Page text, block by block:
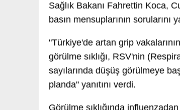
Sağlık Bakanı Fahrettin Koca,
basın mensuplarının sorularını
"Türkiye'de artan grip
görülme sıklığı, RSV'nin
sayılarında düşüş görülmeye
planda" yanıtını verdi.
Görülme sıklığında